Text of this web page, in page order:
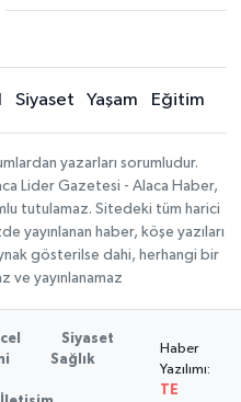
Siyaset Yaşam Eğitim
yazarları sorumludur.
Lider Gazetesi - Alaca Haber,
tutulamaz. Sitedeki tüm harici
yayınlanan haber, köşe yazıları
gösterilse dahi, herhangi bir
ve yayınlanamaz
Siyaset
Sağlık
Haber
Yazılımı:
TE